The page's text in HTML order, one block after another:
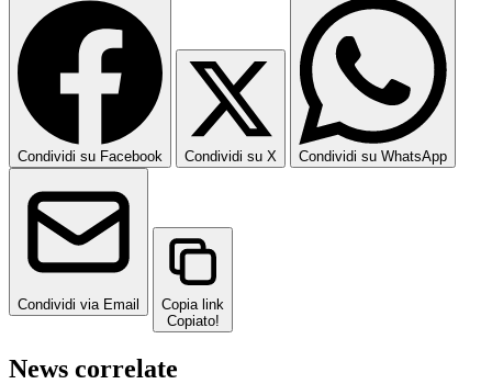
Condividi su Facebook Condividi su X Condividi su WhatsApp
Condividi via Email
Copia link
Copiato!
News correlate